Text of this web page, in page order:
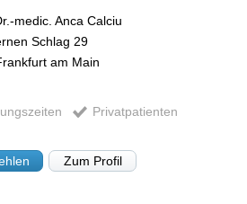
medic. Anca Calciu
Schlag 29
am Main
Privatpatienten
Zum Profil